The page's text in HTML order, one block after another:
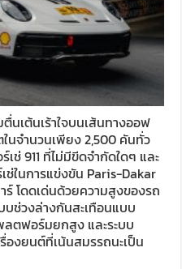
ตื่นเต้นเร้าใจบนเส้นทางออฟ
นจำนวนเพียง 2,500 คันทั่ว
ช่ 911 ที่ไม่มีขีดจำกัดใดๆ และ
ในการแข่งขัน Paris-Dakar
ร์ โดดเด่นด้วยความสูงของรถ
บช่วงล่างกันสะเทือนแบบ
ตฟอร์มยกสูง และระบบ
งยนต์ที่เน้นสมรรถนะเป็น